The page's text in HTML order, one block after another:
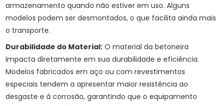
armazenamento quando não estiver em uso. Alguns
modelos podem ser desmontados, o que facilita ainda mais
o transporte.
Durabilidade do Material: O material da betoneira
impacta diretamente em sua durabilidade e eficiência.
Modelos fabricados em aço ou com revestimentos
especiais tendem a apresentar maior resistência ao
desgaste e à corrosão, garantindo que o equipamento